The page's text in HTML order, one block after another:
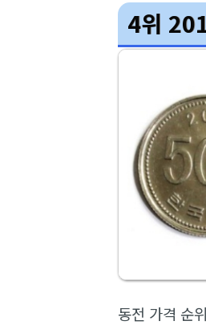
4위
동전 가격 순